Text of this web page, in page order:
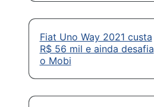
Fiat Uno Way 2021 custa
R$ 56 mil e ainda desafia
o Mobi